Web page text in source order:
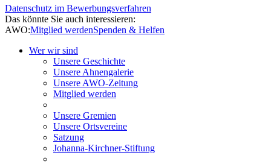
Datenschutz im Bewerbungsverfahren
Das könnte Sie auch interessieren:
AWO:Mitglied werdenSpenden & Helfen
Wer wir sind
Unsere Geschichte
Unsere Ahnengalerie
Unsere AWO-Zeitung
Mitglied werden
Unsere Gremien
Unsere Ortsvereine
Satzung
Johanna-Kirchner-Stiftung